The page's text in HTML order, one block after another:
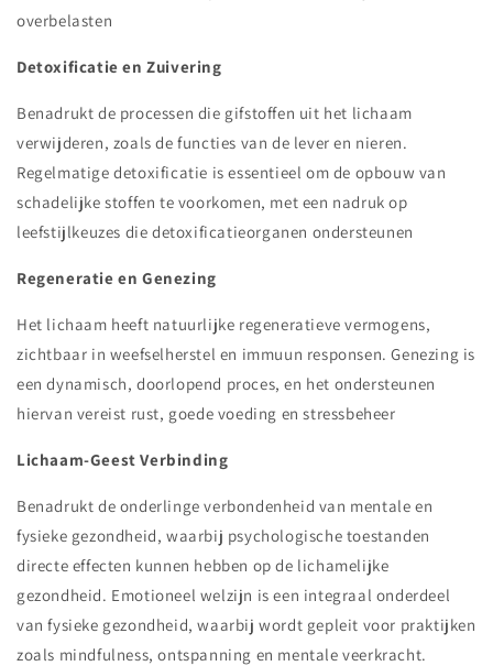
overbelasten
Detoxificatie en Zuivering
Benadrukt de processen die gifstoffen uit het lichaam
verwijderen, zoals de functies van de lever en nieren.
Regelmatige detoxificatie is essentieel om de opbouw van
schadelijke stoffen te voorkomen, met een nadruk op
leefstijlkeuzes die detoxificatieorganen ondersteunen
Regeneratie en Genezing
Het lichaam heeft natuurlijke regeneratieve vermogens,
zichtbaar in weefselherstel en immuun responsen. Genezing is
een dynamisch, doorlopend proces, en het ondersteunen
hiervan vereist rust, goede voeding en stressbeheer
Lichaam-Geest Verbinding
Benadrukt de onderlinge verbondenheid van mentale en
fysieke gezondheid, waarbij psychologische toestanden
directe effecten kunnen hebben op de lichamelijke
gezondheid. Emotioneel welzijn is een integraal onderdeel
van fysieke gezondheid, waarbij wordt gepleit voor praktijken
zoals mindfulness, ontspanning en mentale veerkracht.